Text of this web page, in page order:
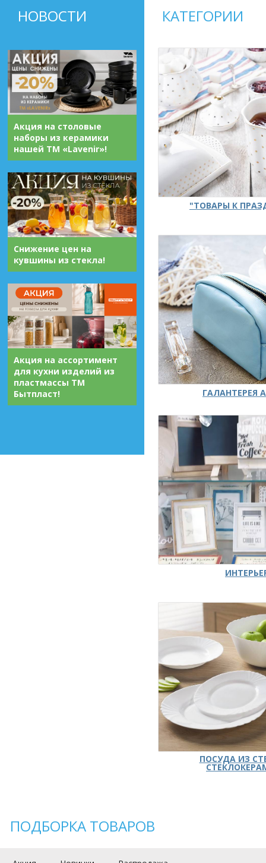
НОВОСТИ
Акция на столовые
наборы из керамики
нашей ТМ «Lavenir»!
Снижение цен на
кувшины из стекла!
Акция на ассортимент
для кухни изделий из
пластмассы ТМ
Бытпласт!
КАТЕГОРИИ
"ТОВАРЫ К
ГАЛАНТЕРЕЯ
ПОСУДА ИЗ
ПОДБОРКА ТОВАРОВ